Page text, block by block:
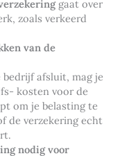
gaat over
zoals verkeerd
van de
bedrijf afsluit, mag je
kosten voor de
om je belasting te
de verzekering echt
nodig voor